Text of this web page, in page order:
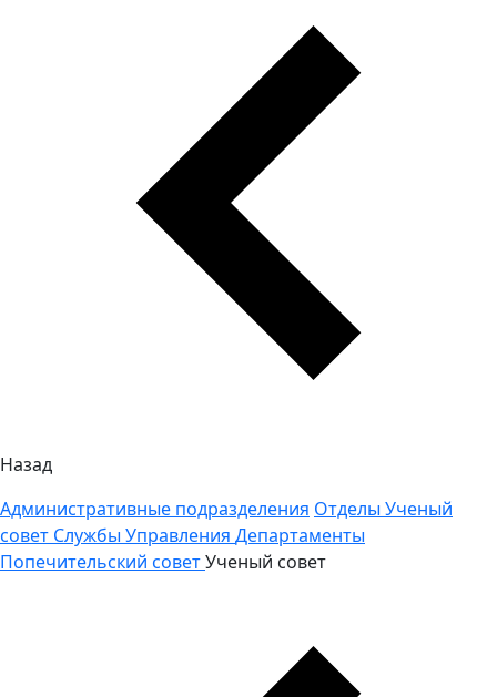
Назад
Административные подразделения Отделы Ученый
совет Службы Управления Департаменты
Попечительский советУченый совет